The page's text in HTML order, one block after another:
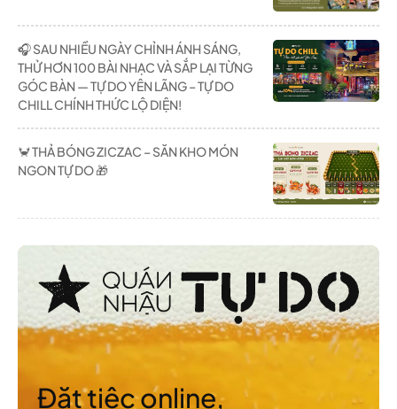
🎧 SAU NHIỀU NGÀY CHỈNH ÁNH SÁNG,
THỬ HƠN 100 BÀI NHẠC VÀ SẮP LẠI TỪNG
GÓC BÀN — TỰ DO YÊN LÃNG – TỰ DO
CHILL CHÍNH THỨC LỘ DIỆN!
🦀 THẢ BÓNG ZICZAC – SĂN KHO MÓN
NGON TỰ DO 🎁
Đặt tiệc online,